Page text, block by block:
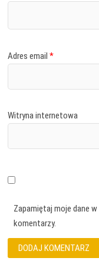
Adres email*
Witryna internetowa
Zapamiętaj moje dane
komentarzy.